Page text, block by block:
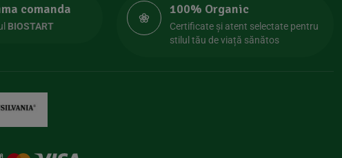
comanda
BIOSTART
100% Organic
Certificate și atent selectate pentru
stilul tău de viață sănătos